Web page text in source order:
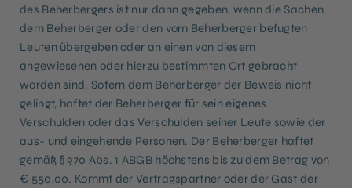
des Beherbergers ist nur dann gegeben, wenn die Sachen
dem Beherberger oder den vom Beherberger befugten
Leuten übergeben oder an einen von diesem
angewiesenen oder hierzu bestimmten Ort gebracht
worden sind. Sofern dem Beherberger der Beweis nicht
gelingt, haftet der Beherberger für sein eigenes
Verschulden oder das Verschulden seiner Leute sowie der
aus- und eingehende Personen. Der Beherberger haftet
gemäß § 970 Abs. 1 ABGB höchstens bis zu dem Betrag von
€ 550,00. Kommt der Vertragspartner oder der Gast der